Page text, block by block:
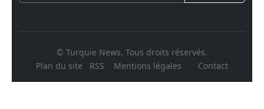
© Turquie News. Tous droits réservés.
Plan du site
RSS Mentions légales Contact